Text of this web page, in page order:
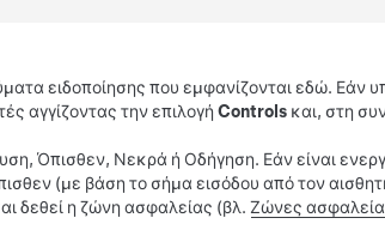
ειδοποίησης που εμφανίζονται εδώ. Εάν
αγγίζοντας την επιλογή Controls και, στη
Όπισθεν, Νεκρά ή Οδήγηση. Εάν είναι
(με βάση το σήμα εισόδου από τον
δεθεί η ζώνη ασφαλείας (βλ. Ζώνες